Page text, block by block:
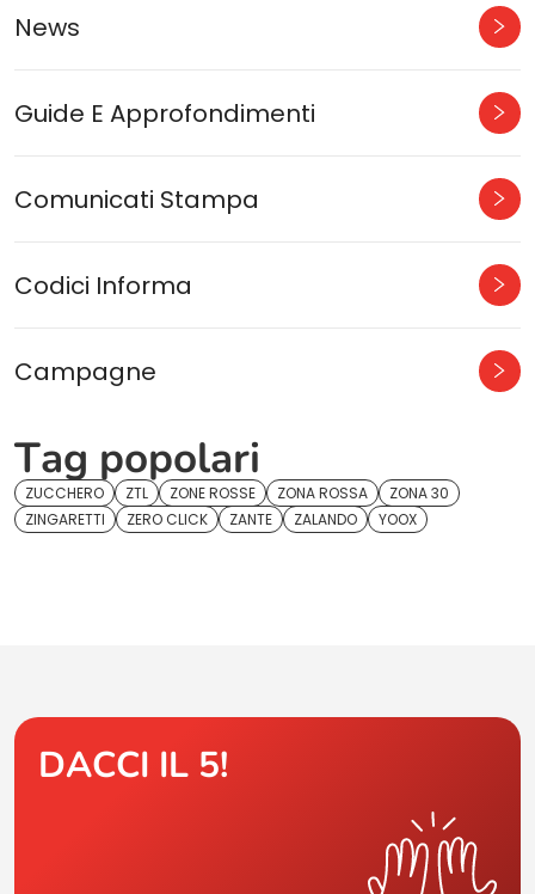
News
Guide E Approfondimenti
Comunicati Stampa
Codici Informa
Campagne
Tag popolari
ZUCCHERO ZTL ZONE ROSSE ZONA ROSSA
ZONA 30
ZINGARETTI
ZERO CLICK ZANTE ZALANDO YOOX
DACCI IL 5!